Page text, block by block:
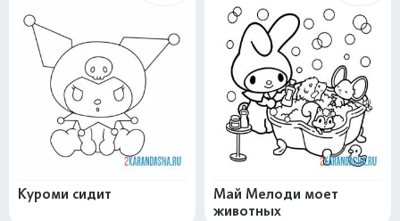
Куроми сидит
Май Мелоди моет
животных